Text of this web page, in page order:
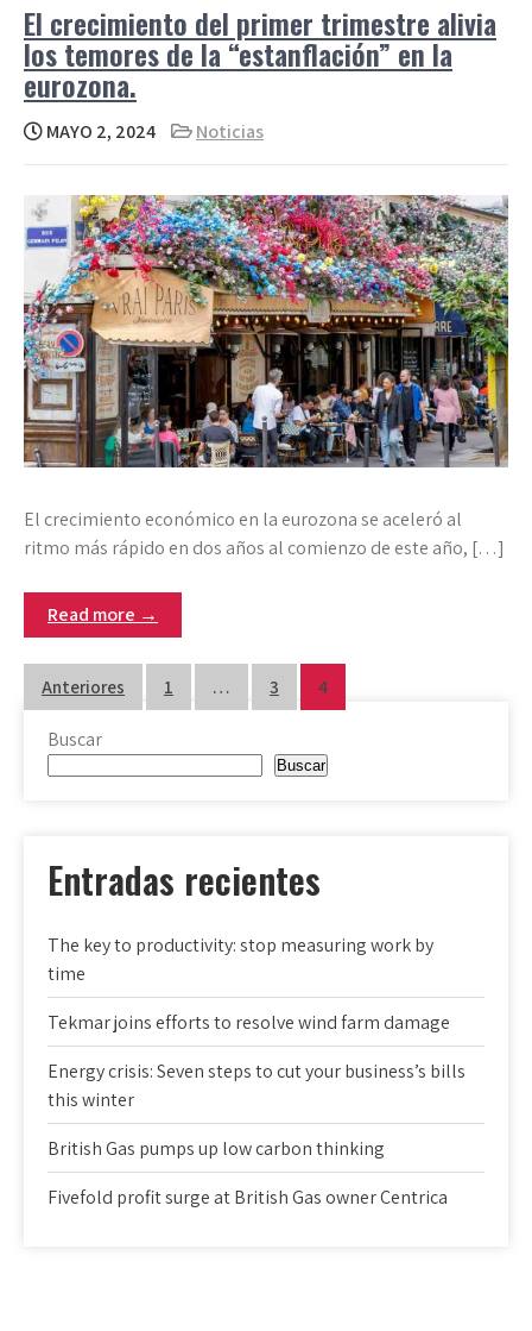
El crecimiento del primer trimestre alivia
los temores de la “estanflación” en la
eurozona.
MAYO 2, 2024 Noticias
El crecimiento económico en la eurozona se aceleró al
ritmo más rápido en dos años al comienzo de este año, […]
Read more →
Paginación
de
entradas
Anteriores 1 … 3 4
Buscar
Buscar
Entradas recientes
The key to productivity: stop measuring work by
time
Tekmar joins efforts to resolve wind farm damage
Energy crisis: Seven steps to cut your business’s bills
this winter
British Gas pumps up low carbon thinking
Fivefold profit surge at British Gas owner Centrica